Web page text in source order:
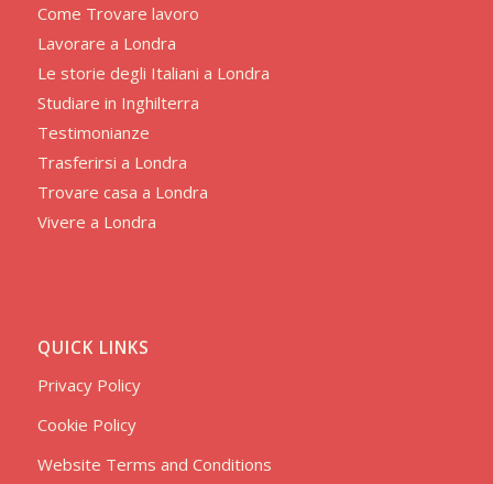
Come Trovare lavoro
Lavorare a Londra
Le storie degli Italiani a Londra
Studiare in Inghilterra
Testimonianze
Trasferirsi a Londra
Trovare casa a Londra
Vivere a Londra
QUICK LINKS
Privacy Policy
Cookie Policy
Website Terms and Conditions